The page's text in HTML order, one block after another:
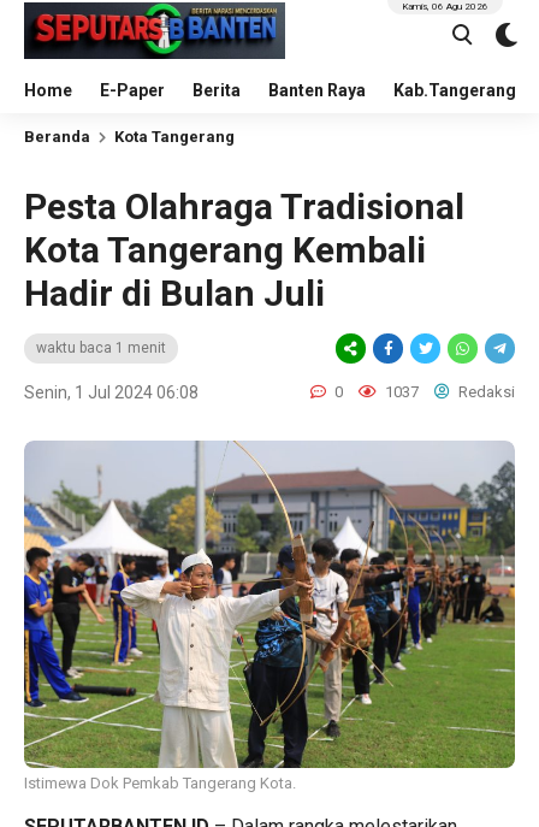
Home E-Paper Berita Banten Raya Kab.Tangerang
Kamis, 06 Agu 2026
Beranda Kota Tangerang
Pesta Olahraga Tradisional
Kota Tangerang Kembali
Hadir di Bulan Juli
waktu baca 1 menit
Senin, 1 Jul 2024 06:08 0 1037 Redaksi
Istimewa Dok Pemkab Tangerang Kota.